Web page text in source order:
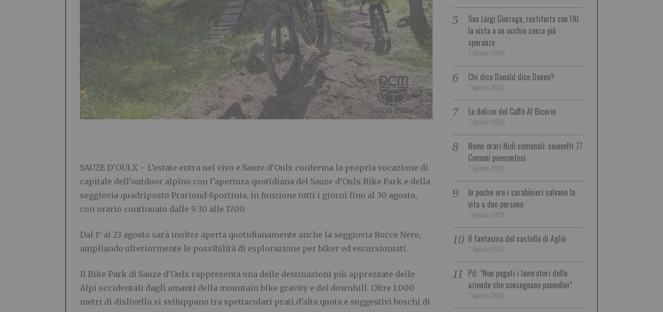
SAUZE D’OULX – L’estate entra nel vivo e Sauze d’Oulx conferma la propria vocazione di
capitale dell’outdoor alpino con l’apertura quotidiana del Sauze d’Oulx Bike Park e della
seggiovia quadriposto Prariond-Sportinia, in funzione tutti i giorni fino al 30 agosto,
con orario continuato dalle 9.30 alle 17.00.
Dal 1° al 23 agosto sarà inoltre aperta quotidianamente anche la seggiovia Rocce Nere,
ampliando ulteriormente le possibilità di esplorazione per biker ed escursionisti.
Il Bike Park di Sauze d’Oulx rappresenta una delle destinazioni più apprezzate delle
Alpi occidentali dagli amanti della mountain bike gravity e del downhill. Oltre 1.000
metri di dislivello si sviluppano tra spettacolari prati d’alta quota e suggestivi boschi di
San Luigi Gonzaga, restituita con l’AI
la vista a un occhio senza più
speranze
7 Agosto 2026
Chi dice Donald dice Danno?
7 Agosto 2026
Le delizie del Caffè Al Bicerin
7 Agosto 2026
Nuovi orari Nidi comunali: coinvolti 77
Comuni piemontesi
7 Agosto 2026
In poche ore i carabinieri salvano la
vita a due persone
7 Agosto 2026
Il fantasma del castello di Agliè
7 Agosto 2026
Pd: “Non pagati i lavoratori delle
aziende che consegnano pannolini”
7 Agosto 2026